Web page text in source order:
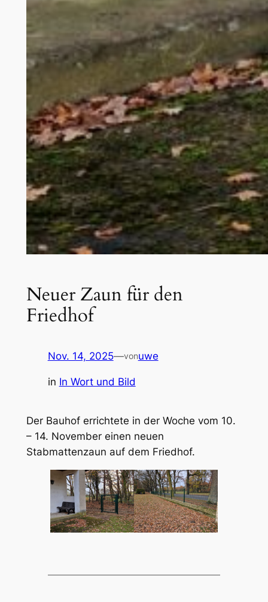
Neuer Zaun für den
Friedhof
Nov. 14, 2025—vonuwe
in In Wort und Bild
Der Bauhof errichtete in der Woche vom 10.
– 14. November einen neuen
Stabmattenzaun auf dem Friedhof.